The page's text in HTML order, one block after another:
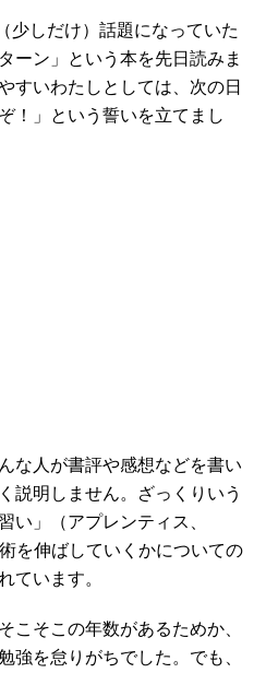
少しだけ）話題になっていた
ーン」という本を先日読みま
すいわたしとしては、次の日
！」という誓いを立てまし
な人が書評や感想などを書い
説明しません。ざっくりいう
い」（アプレンティス、
を伸ばしていくかについての
ています。
そこの年数があるためか、
強を怠りがちでした。でも、